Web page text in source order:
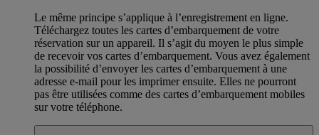
Le même principe s’applique à l’enregistrement en ligne.
Téléchargez toutes les cartes d’embarquement de votre
réservation sur un appareil. Il s’agit du moyen le plus simple
de recevoir vos cartes d’embarquement. Vous avez également
la possibilité d’envoyer les cartes d’embarquement à une
adresse e-mail pour les imprimer ensuite. Elles ne pourront
pas être utilisées comme des cartes d’embarquement mobiles
sur votre téléphone.